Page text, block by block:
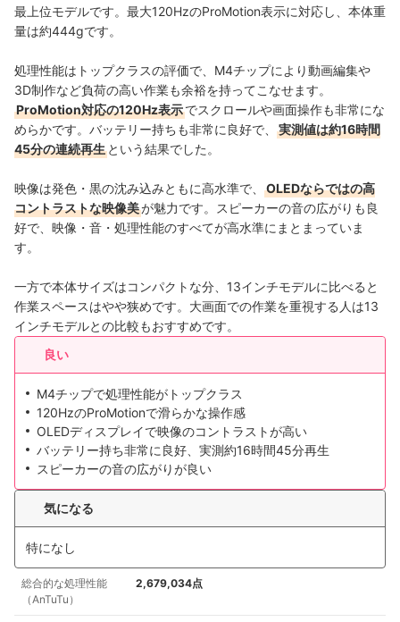
最上位モデルです。最大120HzのProMotion表示に対応し、本体重
量は約444gです。
処理性能はトップクラスの評価で、M4チップにより動画編集や
3D制作など負荷の高い作業も余裕を持ってこなせます。
ProMotion対応の120Hz表示でスクロールや画面操作も非常にな
めらかです。バッテリー持ちも非常に良好で、
実測値は約16時間
45分の連続再生 という結果でした。
映像は発色・黒の沈み込みともに高水準で、
OLEDならではの高
コントラストな映像美が魅力です。スピーカーの音の広がりも良
好で、映像・音・処理性能のすべてが高水準にまとまっていま
す。
一方で本体サイズはコンパクトな分、13インチモデルに比べると
作業スペースはやや狭めです。大画面での作業を重視する人は13
インチモデルとの比較もおすすめです。
良い
M4チップで処理性能がトップクラス
120HzのProMotionで滑らかな操作感
OLEDディスプレイで映像のコントラストが高い
バッテリー持ち非常に良好、実測約16時間45分再生
スピーカーの音の広がりが良い
気になる
特になし
総合的な処理性能
（AnTuTu）
2,679,034点